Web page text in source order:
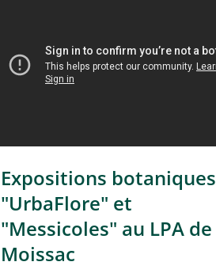
Expositions botaniques
"UrbaFlore" et
"Messicoles" au LPA de
Moissac